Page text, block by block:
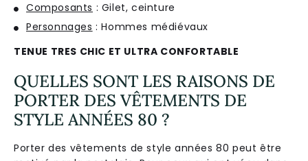
Composants : Gilet, ceinture
Personnages : Hommes médiévaux
TENUE TRES CHIC ET ULTRA CONFORTABLE
QUELLES SONT LES RAISONS DE
PORTER DES VÊTEMENTS DE
STYLE ANNÉES 80 ?
Porter des vêtements de style années 80 peut être